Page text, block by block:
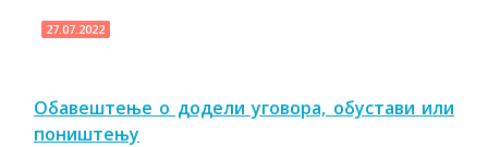
27.07.2022
Обавештење о додели уговора, обустави или
поништењу